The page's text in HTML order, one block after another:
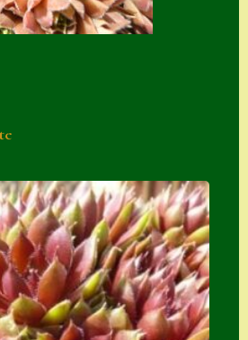
Shop
Versand von
Semps
Warenkorb
Warenkorb
Widerrufsbelehru
ng